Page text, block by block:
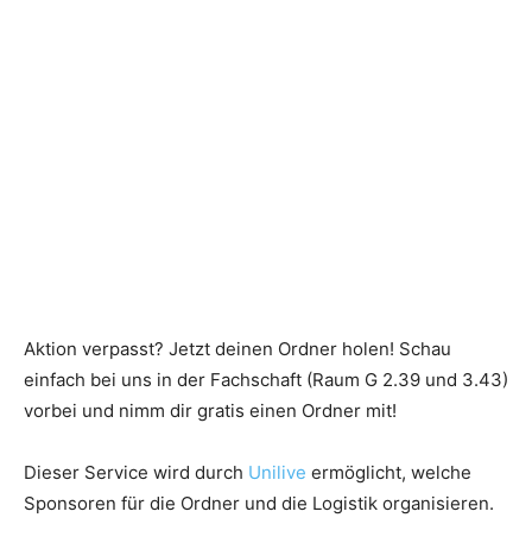
Aktion verpasst? Jetzt deinen Ordner holen! Schau
einfach bei uns in der Fachschaft (Raum G 2.39 und 3.43)
vorbei und nimm dir gratis einen Ordner mit!
Dieser Service wird durch Unilive ermöglicht, welche
Sponsoren für die Ordner und die Logistik organisieren.